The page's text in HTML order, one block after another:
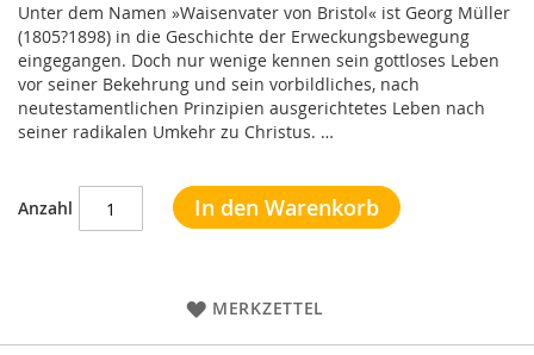
Unter dem Namen »Waisenvater von Bristol« ist Georg Müller
(1805?1898) in die Geschichte der Erweckungsbewegung
eingegangen. Doch nur wenige kennen sein gottloses Leben
vor seiner Bekehrung und sein vorbildliches, nach
neutestamentlichen Prinzipien ausgerichtetes Leben nach
seiner radikalen Umkehr zu Christus. …
Anzahl In den Warenkorb
MERKZETTEL